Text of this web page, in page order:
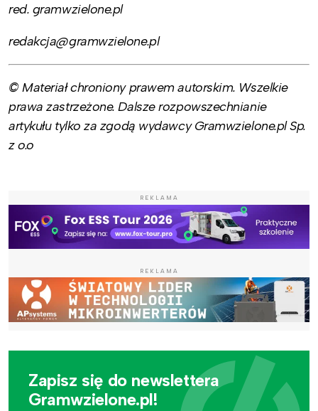
red. gramwzielone.pl
redakcja@gramwzielone.pl
© Materiał chroniony prawem autorskim. Wszelkie
prawa zastrzeżone. Dalsze rozpowszechnianie
artykułu tylko za zgodą wydawcy Gramwzielone.pl Sp.
z o.o
REKLAMA
REKLAMA
Zapisz się do newslettera
Gramwzielone.pl!